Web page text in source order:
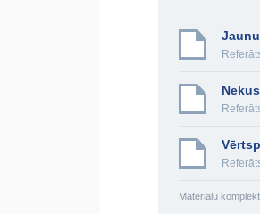
Materiālu